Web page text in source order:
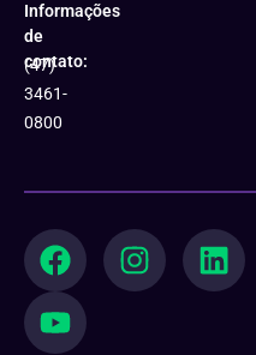
Informações
de
contato:
(47)
3461-
0800
F
a
c
e
I
n
L
i
Y
o
u
t